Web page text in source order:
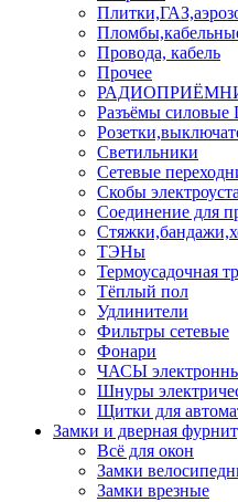
Провода, кабель
Прочее
Разъёмы силовые
Светильники
Сетевые
Скобы
Соединение для
ТЭНы
Термоусадочная
Тёплый пол
Удлинители
Фильтры сетевые
Фонари
ЧАСЫ
Шнуры
Щитки для
Замки и дверная
Всё для окон
Замки
Замки врезные